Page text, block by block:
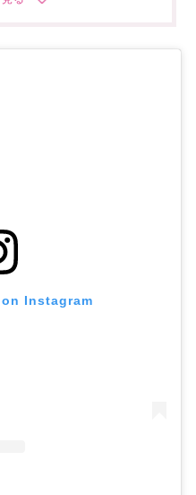
こちら!
Instagram